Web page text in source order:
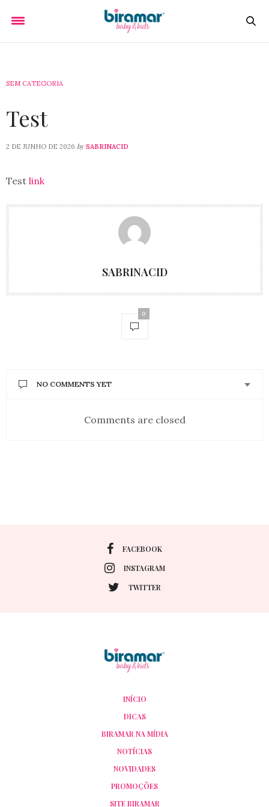
SEM CATEGORIA
Test
2 DE JUNHO DE 2026 by SABRINACID
Test link
SABRINACID
0
NO COMMENTS YET
Comments are closed
FACEBOOK
INSTAGRAM
TWITTER
INÍCIO
DICAS
BIRAMAR NA MÍDIA
NOTÍCIAS
NOVIDADES
PROMOÇÕES
SITE BIRAMAR